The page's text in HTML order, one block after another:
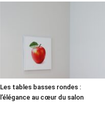
Les tables basses rondes :
l’élégance au cœur du salon